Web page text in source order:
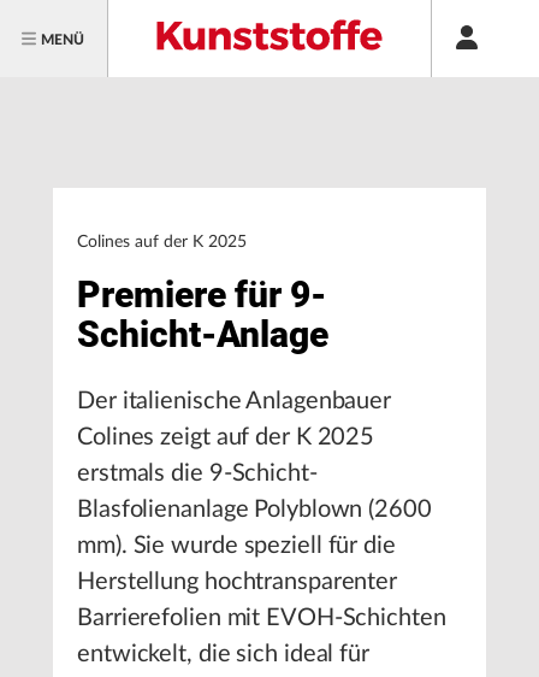
MENÜ
Colines auf der K 2025
Premiere für 9-
Schicht-Anlage
Der italienische Anlagenbauer
Colines zeigt auf der K 2025
erstmals die 9-Schicht-
Blasfolienanlage Polyblown (2600
mm). Sie wurde speziell für die
Herstellung hochtransparenter
Barrierefolien mit EVOH-Schichten
entwickelt, die sich ideal für